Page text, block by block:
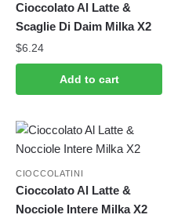
Cioccolato Al Latte &
Scaglie Di Daim Milka X2
$6.24
Add to cart
CIOCCOLATINI
Cioccolato Al Latte &
Nocciole Intere Milka X2